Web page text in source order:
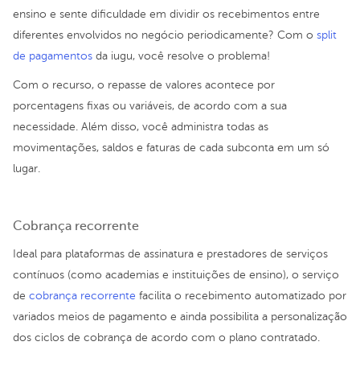
ensino e sente dificuldade em dividir os recebimentos entre
diferentes envolvidos no negócio periodicamente? Com o split
de pagamentos da iugu, você resolve o problema!
Com o recurso, o repasse de valores acontece por
porcentagens fixas ou variáveis, de acordo com a sua
necessidade. Além disso, você administra todas as
movimentações, saldos e faturas de cada subconta em um só
lugar.
Cobrança recorrente
Ideal para plataformas de assinatura e prestadores de serviços
contínuos (como academias e instituições de ensino), o serviço
de cobrança recorrente facilita o recebimento automatizado por
variados meios de pagamento e ainda possibilita a personalização
dos ciclos de cobrança de acordo com o plano contratado.